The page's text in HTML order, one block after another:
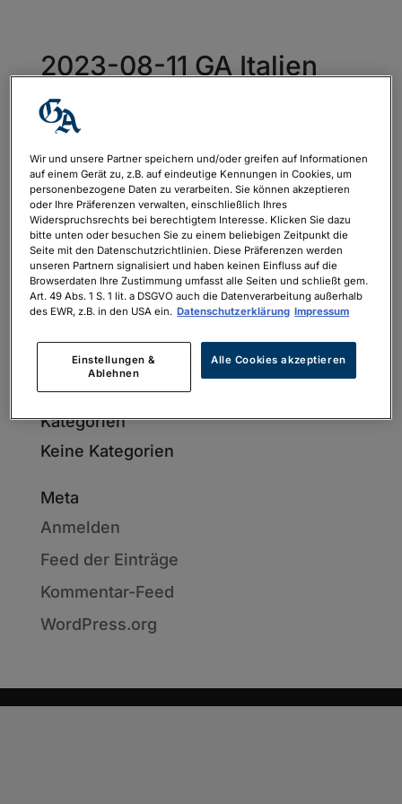
2023-08-11 GA Italien
Herbst
vonphilipp.neubauer
2023-08-11 GA Italien Herbst
Neueste Kommentare
Archiv
Kategorien
Keine Kategorien
Meta
Anmelden
Feed der Einträge
Kommentar-Feed
WordPress.org
Wir und unsere Partner speichern und/oder greifen auf Informationen
auf einem Gerät zu, z.B. auf eindeutige Kennungen in Cookies, um
personenbezogene Daten zu verarbeiten. Sie können akzeptieren
oder Ihre Präferenzen verwalten, einschließlich Ihres
Widerspruchsrechts bei berechtigtem Interesse. Klicken Sie dazu
bitte unten oder besuchen Sie zu einem beliebigen Zeitpunkt die
Seite mit den Datenschutzrichtlinien. Diese Präferenzen werden
unseren Partnern signalisiert und haben keinen Einfluss auf die
Browserdaten Ihre Zustimmung umfasst alle Seiten und schließt gem.
Art. 49 Abs. 1 S. 1 lit. a DSGVO auch die Datenverarbeitung außerhalb
des EWR, z.B. in den USA ein. Datenschutzerklärung Impressum
Einstellungen &
Ablehnen
Alle Cookies akzeptieren